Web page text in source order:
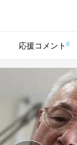
応援コメント 6